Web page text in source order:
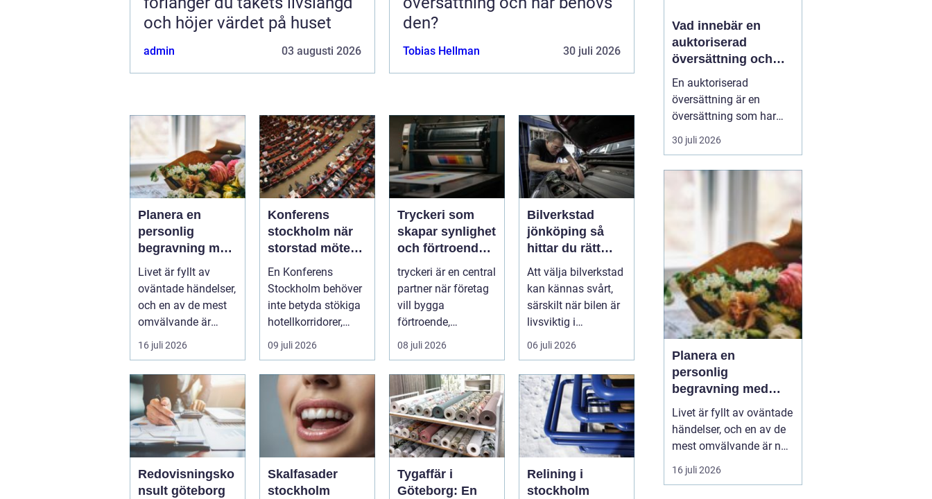
och höjer värdet på huset
admin 03 augusti 2026
den?
Tobias Hellman 30 juli 2026
Planera en
personlig
begravning med
hjälp av en
begravningsbyr
Livet är fyllt av
oväntade händelser,
och en av de mest
omvälvande är
n&aum...
16 juli 2026
Konferens
stockholm när
storstad möter
rofylld
landsbygd
En Konferens
Stockholm behöver
inte betyda stökiga
hotellkorridorer,
trånga mötesrum
och brus från c...
09 juli 2026
Tryckeri som
skapar synlighet
och förtroende
för ditt företag
tryckeri är en central
partner när företag
vill bygga
förtroende,
synlighet och en
tydlig profil i a...
08 juli 2026
Bilverkstad
jönköping så
hittar du rätt
verkstad för din
bil
Att välja bilverkstad
kan kännas svårt,
särskilt när bilen är
livsviktig i
vardagen. För
många biläg...
06 juli 2026
Redovisningsko
nsult göteborg
Skalfasader
stockholm
Tygaffär i
Göteborg: En
Relining i
stockholm
Vad innebär en
auktoriserad
översättning och
när behövs den?
En auktoriserad
översättning är en
översättning som har
juridisk giltighet. Den
utförs av en översättare
Kammarkollegiet och
att översättningen...
30 juli 2026
Planera en
personlig
begravning med
hjälp av en
begravningsbyrå
Livet är fyllt av oväntade
händelser, och en av de
mest omvälvande är när
någon nära oss går bort.
Det kan vara en
16 juli 2026